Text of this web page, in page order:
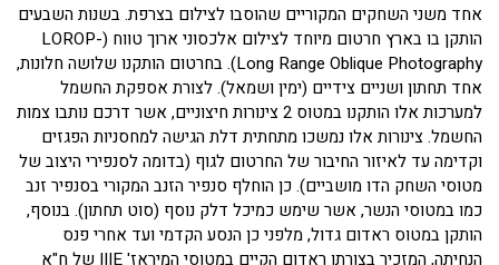
אחד משני השחקים המקוריים שהוסבו לצילום בצרפת. בשנות השבעים
הותקן בו בארץ חרטום מיוחד לצילום אלכסוני ארוך טווח (LOROP-
Long Range Oblique Photography). בחרטום הותקנו שלושה חלונות,
אחד תחתון ושניים צידיים (ימין ושמאל). לצורת אספקת החשמל
למערכות אלו הותקנו במטוס 2 צינורות חיצוניים, אשר דרכם נותבו צמות
החשמל. צינורות אלו נמשכו מתחתית דלת הגישה למחסניות הפגזים
וקדימה עד לאיזור החיבור של החרטום לגוף (בדומה לסנפירי היצוב של
מטוסי השחק הדו מושביים). כן הוחלף סנפיר הזנב המקורי בסנפיר זנב
כמו במטוסי הנשר, אשר שימש כמיכל דלק נוסף (סוט תחתון). בנוסף,
הותקן במטוס ראדום גדול, מלפני כן הנסע הקדמי ועד אחרי פנס
הנחיתה, המזכיר בצורתו ראדום הקיים במטוסי המיראז' IIIE של ח"א